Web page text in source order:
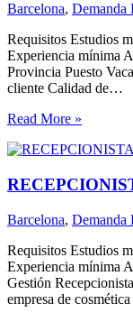
Barcelona, Demanda
Requisitos Estudios
Experiencia mínima
Provincia Puesto
cliente Calidad de…
Read More »
Barcelona, Demanda
Requisitos Estudios
Experiencia mínima
Gestión
empresa de